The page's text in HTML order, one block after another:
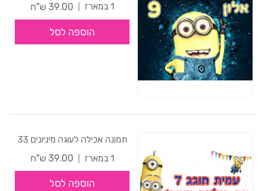
1 במארז
39.00 ש"ח
הוספה לסל
תמונה אכילה לעוגה מיניונים 33
1 במארז
39.00 ש"ח
הוספה לסל